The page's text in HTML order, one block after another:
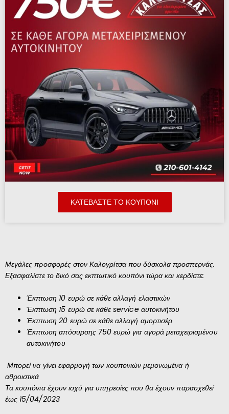
ΚΑΤΕΒΆΣΤΕ ΤΟ ΚΟΥΠΟΝΙ
Μεγάλες προσφορές στον Καλογρίτσα που δύσκολα προσπερνάς.
Εξασφαλίστε το δικό σας εκπτωτικό κουπόνι τώρα και κερδίστε:
Έκπτωση 10 ευρώ σε κάθε αλλαγή ελαστικών
Έκπτωση 15 ευρώ σε κάθεserviceαυτοκινήτου
Έκπτωση 20 ευρώ σε κάθε αλλαγή αμορτισέρ
Έκπτωση απόσυρσης 750 ευρώ για αγορά μεταχειρισμένου
αυτοκινήτου
Μπορεί να γίνει εφαρμογή των κουπονιών μεμονωμένα ή
αθροιστικά
Τα κουπόνια έχουν ισχύ για υπηρεσίες που θα έχουν παρασχεθεί
έως 15/04/2023